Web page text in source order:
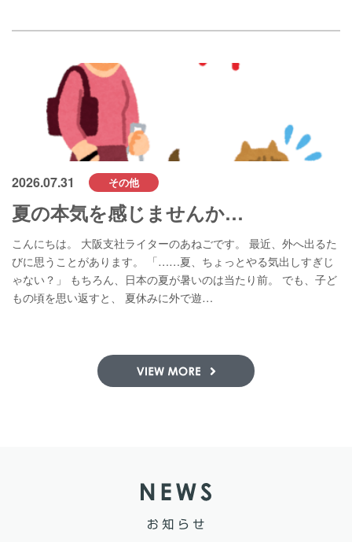
2026.07.31 その他
夏の本気を感じませんか…
こんにちは。 大阪支社ライターのあねごです。 最近、外へ出るた
びに思うことがあります。 「……夏、ちょっとやる気出しすぎじ
ゃない？」 もちろん、日本の夏が暑いのは当たり前。 でも、子ど
もの頃を思い返すと、 夏休みに外で遊…